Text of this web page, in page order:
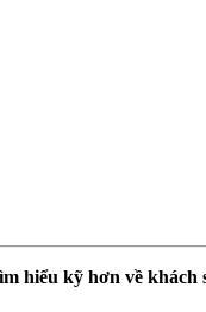
hiểu kỹ hơn về